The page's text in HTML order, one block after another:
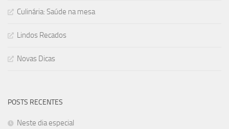
Culinária: Saúde na mesa
Lindos Recados
Novas Dicas
POSTS RECENTES
Neste dia especial